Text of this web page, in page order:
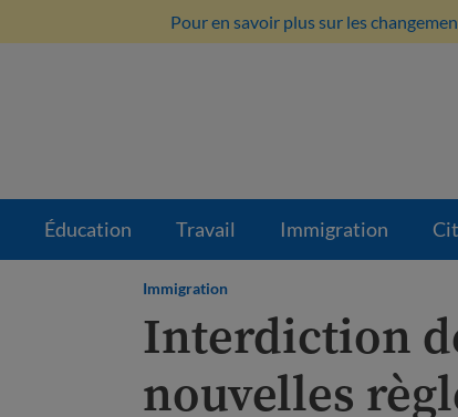
Pour en savoir plus sur les
Éducation Travail Immigration
Immigration
Interdiction
nouvelles